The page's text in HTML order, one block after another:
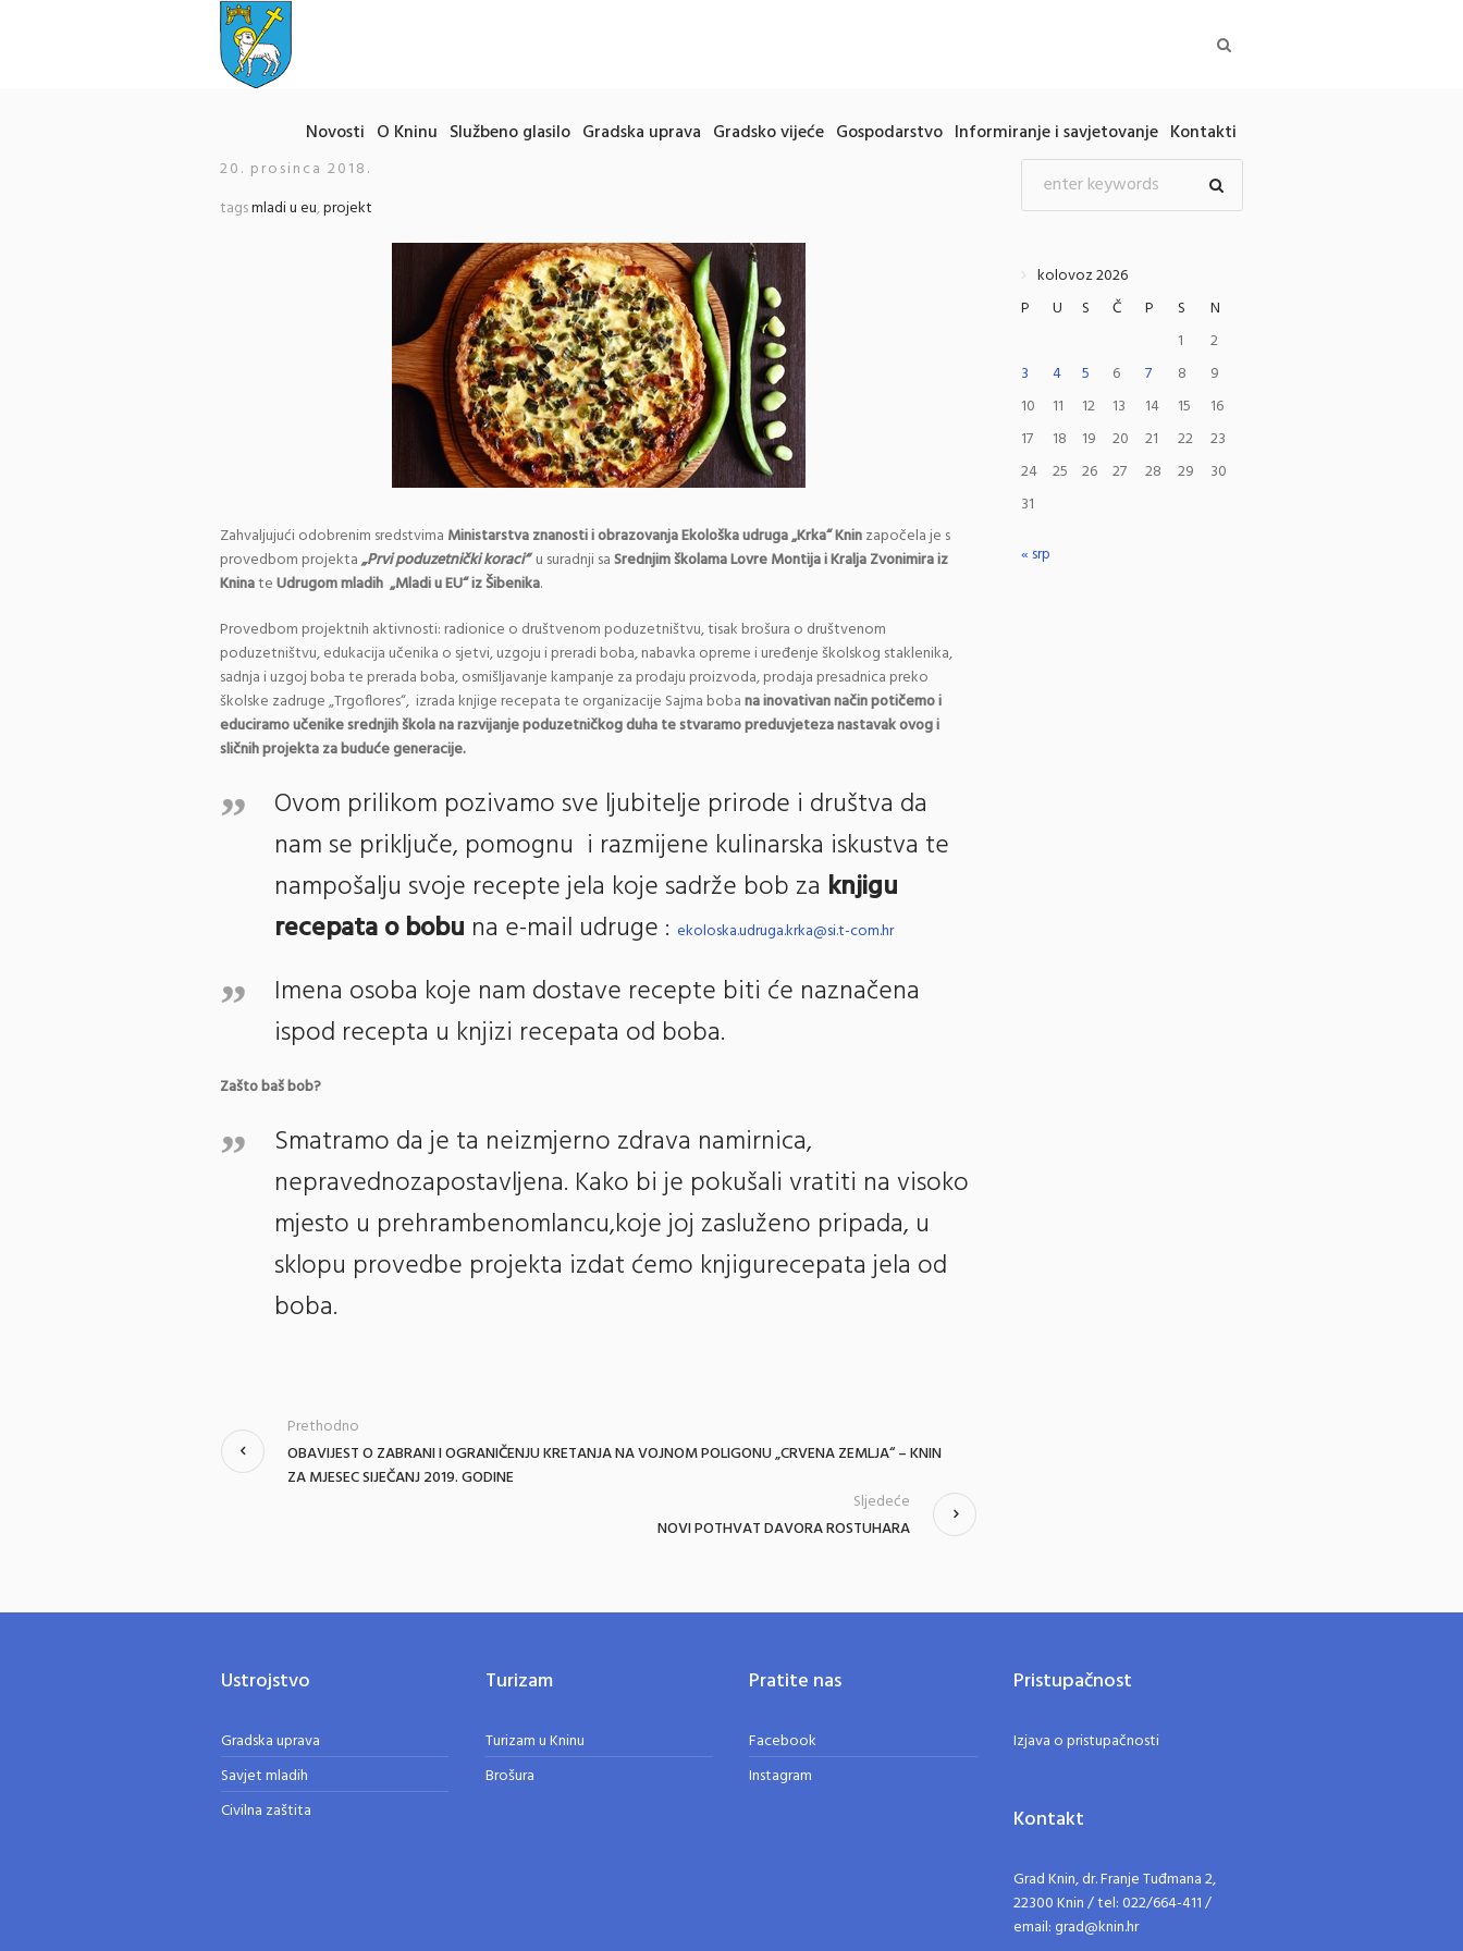
Novosti O Kninu Službeno glasilo Gradska uprava Gradsko vijeće Gospodarstvo Informiranje i savjetovanje Kontakti
20. prosinca 2018.
tagsmladi u eu,projekt
Zahvaljujući odobrenim sredstvima Ministarstva znanosti i obrazovanjaEkološka udruga „Krka“ Kninzapočela je s
provedbom projekta„Prvi poduzetnički koraci“u suradnji saSrednjim školama Lovre Montija i Kralja Zvonimira iz
KninateUdrugom mladih „Mladi u EU“iz Šibenika.
Provedbom projektnih aktivnosti: radionice o društvenom poduzetništvu, tisak brošura o društvenom
poduzetništvu, edukacija učenika o sjetvi, uzgoju i preradi boba, nabavka opreme i uređenje školskog staklenika,
sadnja i uzgoj boba te prerada boba, osmišljavanje kampanje za prodaju proizvoda, prodaja presadnica preko
školske zadruge „Trgoflores“, izrada knjige recepata te organizacije Sajma bobana inovativan način potičemo i
educiramo učenike srednjih škola na razvijanje poduzetničkog duha te stvaramo preduvjeteza nastavak ovog i
sličnih projekta za buduće generacije.
Ovom prilikom pozivamo sve ljubitelje prirode i društva da
nam se priključe, pomognu i razmijene kulinarska iskustva te
nampošalju svoje recepte jela koje sadrže bob za knjigu
recepata o bobu na e-mail udruge : ekoloska.udruga.krka@si.t-com.hr
Imena osoba koje nam dostave recepte biti će naznačena
ispod recepta u knjizi recepata od boba.
Zašto baš bob?
Smatramo da je ta neizmjerno zdrava namirnica,
nepravednozapostavljena. Kako bi je pokušali vratiti na visoko
mjesto u prehrambenomlancu,koje joj zasluženo pripada, u
sklopu provedbe projekta izdat ćemo knjigurecepata jela od
boba.
OBAVIJEST O ZABRANI I OGRANIČENJU KRETANJA NA VOJNOM POLIGONU „CRVENA ZEMLJA“ – KNIN
ZA MJESEC SIJEČANJ 2019. GODINE
Prethodno
NOVI POTHVAT DAVORA ROSTUHARA
Sljedeće
kolovoz 2026
P
U S Č P S
N
1
2
3
4 5 6 7 8
9
10
11 12 13 14 15
16
17
18 19 20 21 22
23
24
25 26 27 28 29
30
31
« srp
Ustrojstvo
Gradska uprava
Savjet mladih
Civilna zaštita
Turizam
Turizam u Kninu
Brošura
Pratite nas
Facebook
Instagram
Pristupačnost
Izjava o pristupačnosti
Kontakt
Grad Knin, dr. Franje Tuđmana 2,
22300 Knin / tel: 022/664-411 /
email: grad@knin.hr